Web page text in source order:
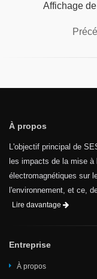
Affichage
À propos
L'objectif principal de
les impacts de la mise
électromagnétiques sur
l'environnement, et ce,
Lire davantage
Entreprise
À propos